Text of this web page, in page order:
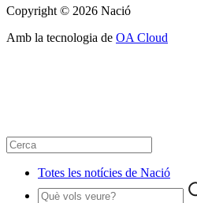
Copyright © 2026 Nació
Amb la tecnologia de OA Cloud
Totes les notícies de Nació